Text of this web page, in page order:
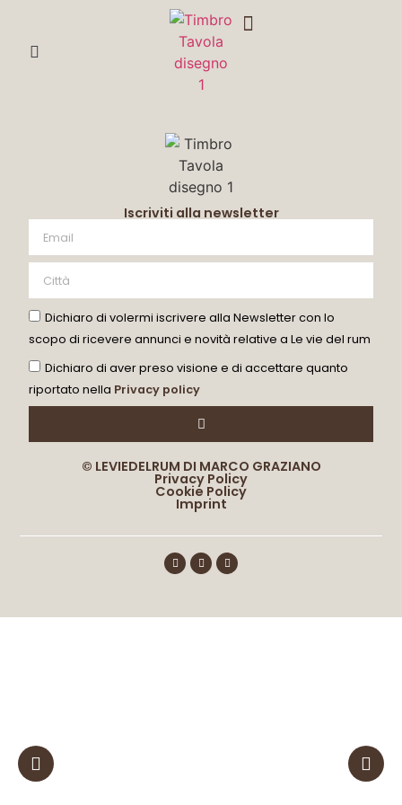
Iscriviti alla newsletter
Dichiaro di volermi iscrivere alla Newsletter con lo
scopo di ricevere annunci e novità relative a Le vie del rum
Dichiaro di aver preso visione e di accettare quanto
riportato nella Privacy policy
© LEVIEDELRUM DI MARCO GRAZIANO
Privacy Policy
Cookie Policy
Imprint